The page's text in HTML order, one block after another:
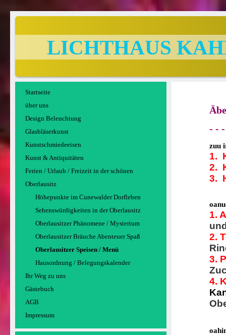
LICHTHAUS
Startseite
über uns
Design Beleuchtung
Glasbläserkunst
Kunstschmiedeeisen
Kunst & Antiquitäten
Ferien / Urlaub / Freizeit in der schönen
Oberlausitz
Höhepunkte im Cunewalder Dorfleben
Sehenswürdigkeiten in der Oberlausitz
Oberlausitzer Phänomene / Mysterium
Oberlausitzer Bräuche Abenteuer Spaß
Oberlausitzer Speisen / Menü
Hausordnung / Belegungskalender
Ihr Weg zu uns
Gästebuch
AGB
Impressum
- -
zuu
1.
2.
3.
1.
2.
3.
4.